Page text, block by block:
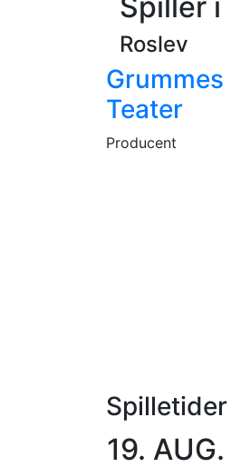
Roslev
Grummes
Teater
Producent
Spilletider
19. AUG.